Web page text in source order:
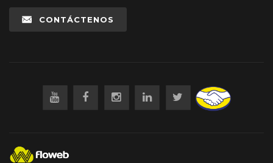
CONTÁCTENOS